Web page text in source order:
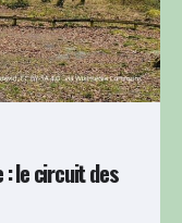
: le circuit des